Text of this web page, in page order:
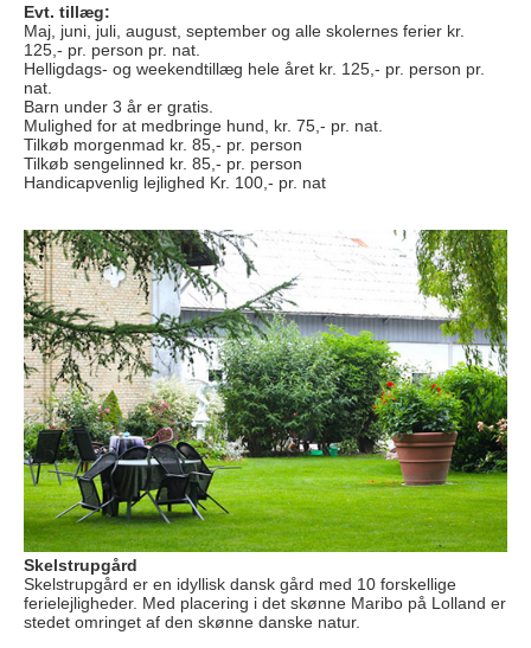
Evt. tillæg:
Maj, juni, juli, august, september og alle skolernes ferier kr.
125,- pr. person pr. nat.
Helligdags- og weekendtillæg hele året kr. 125,- pr. person pr.
nat.
Barn under 3 år er gratis.
Mulighed for at medbringe hund, kr. 75,- pr. nat.
Tilkøb morgenmad kr. 85,- pr. person
Tilkøb sengelinned kr. 85,- pr. person
Handicapvenlig lejlighed Kr. 100,- pr. nat
Skelstrupgård
Skelstrupgård er en idyllisk dansk gård med 10 forskellige
ferielejligheder. Med placering i det skønne Maribo på Lolland er
stedet omringet af den skønne danske natur.